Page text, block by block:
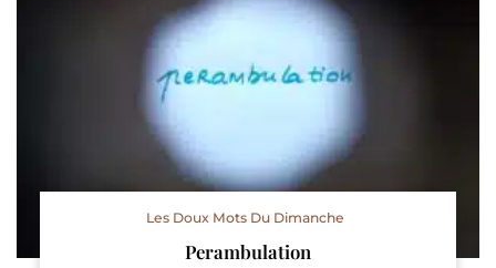
Les Doux Mots Du Dimanche
Perambulation